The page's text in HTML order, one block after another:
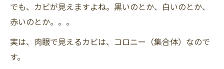
でも、カビが見えますよね。黒いのとか、白いのとか、
赤いのとか。。。
実は、肉眼で見えるカビは、コロニー（集合体）なので
す。